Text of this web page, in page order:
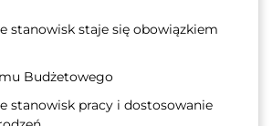
stanowisk staje się obowiązkiem
Budżetowego
stanowisk pracy i dostosowanie